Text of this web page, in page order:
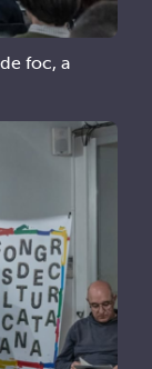
foc, a